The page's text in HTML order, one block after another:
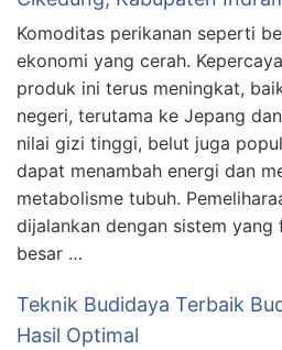
Komoditas perikanan seperti
ekonomi yang cerah.
produk ini terus meningkat,
negeri, terutama ke Jepang
nilai gizi tinggi, belut juga
dapat menambah energi dan
metabolisme tubuh.
dijalankan dengan sistem
besar …
Teknik Budidaya Terbaik
Hasil Optimal